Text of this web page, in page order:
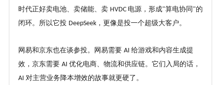
时代正好卖电池、卖储能、卖 HVDC 电源，形成"算电协同 "的
闭环。所以它投 DeepSeek，更像是投一个超级大客户。
网易和京东也在谈参投。网易需要 AI 给游戏和内容生成提
效，京东需要 AI 优化电商、物流和供应链。它们入局的话，
AI 对主营业务降本增效的故事就更硬了。